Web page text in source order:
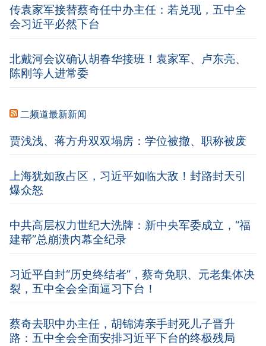
传袁家军接替蔡奇任中办主任：若兑现，五中全
会习近平必然下台
北戴河会议确认胡春华接班！袁家军、卢东亮、
陈刚等人进常委
二频道最新新闻
贾浅浅、蒋方舟双双塌房：学位被撤、职称被废
上海犹如敌占区，习近平如临大敌！封路封天引
爆众怒
中共高层权力世纪大洗牌：新中央军委成立，“福
建帮”总崩溃内幕全纪录
习近平自封“历史终结者”，蔡奇免职、元老集体决
裂，五中全会全面逼习下台！
蔡奇去职中办主任，胡锦涛亲手封死儿子晋升
路：五中全会全面安排习近平下台的终极残局